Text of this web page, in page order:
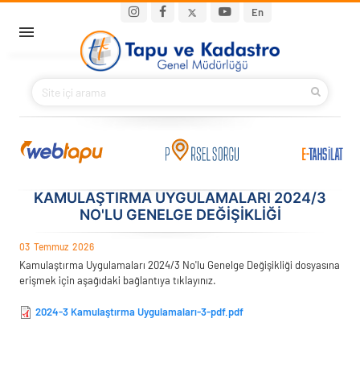
En
Main navigation
BAKANIMIZ
KURUMSAL
PROJELER
İLETIŞIM
S.S.S.
KAMULAŞTIRMA UYGULAMALARI 2024/3
NO'LU GENELGE DEĞIŞIKLIĞI
03 Temmuz 2026
Kamulaştırma Uygulamaları 2024/3 No'lu Genelge Değişikliği dosyasına
erişmek için aşağıdaki bağlantıya tıklayınız.
2024-3 Kamulaştırma Uygulamaları-3-pdf.pdf